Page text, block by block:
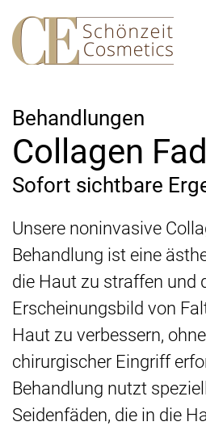
Skip to main content
Behandlungen
Collagen
Sofort sichtbare
Unsere noninvasive
Behandlung ist eine
die Haut zu straffen und
Erscheinungsbild von
Haut zu verbessern,
chirurgischer Eingriff
Behandlung nutzt
Seidenfäden, die in die